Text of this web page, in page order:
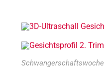
Schwangerschaftswoche